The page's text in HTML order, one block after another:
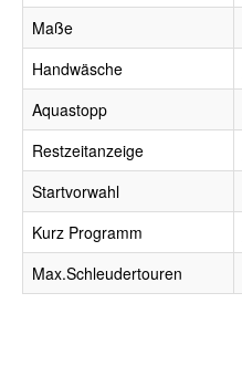
Maße
Handwäsche
Aquastopp
Restzeitanzeige
Startvorwahl
Kurz Programm
Max.Schleudertouren